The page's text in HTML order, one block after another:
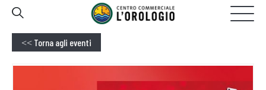
GALLERIA OGGI APERTO FINO ALLE 20:00
HOMEPAGE
<< Torna agli eventi